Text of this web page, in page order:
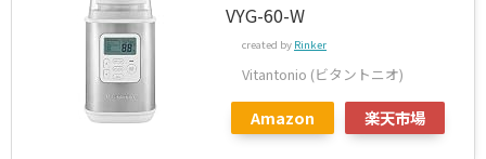
VYG-60-W
created by Rinker
Vitantonio (ビタントニオ)
Amazon 楽天市場